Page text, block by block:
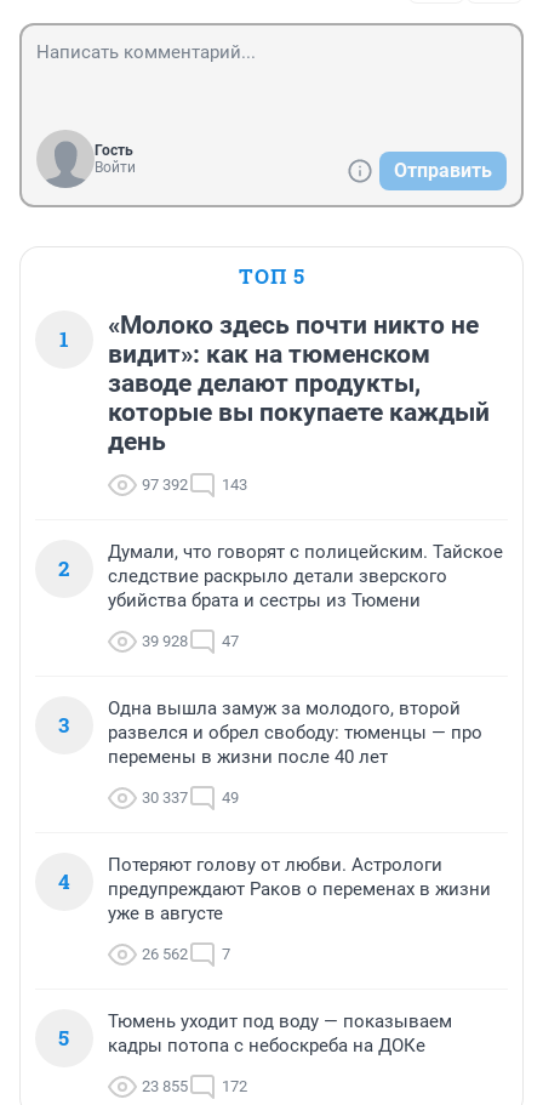
Гость
Войти
Отправить
ТОП 5
1
«Молоко здесь почти никто не
видит»: как на тюменском
заводе делают продукты,
которые вы покупаете каждый
день
97 392 143
2
Думали, что говорят с полицейским. Тайское
следствие раскрыло детали зверского
убийства брата и сестры из Тюмени
39 928 47
3
Одна вышла замуж за молодого, второй
развелся и обрел свободу: тюменцы — про
перемены в жизни после 40 лет
30 337 49
4
Потеряют голову от любви. Астрологи
предупреждают Раков о переменах в жизни
уже в августе
26 562 7
5
Тюмень уходит под воду — показываем
кадры потопа с небоскреба на ДОКе
23 855 172